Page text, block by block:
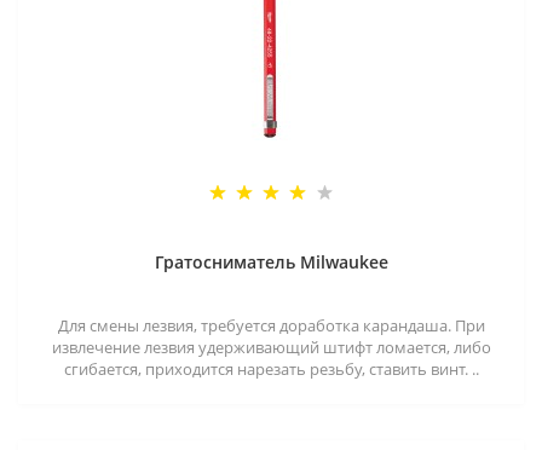
Гратосниматель Milwaukee
Для смены лезвия, требуется доработка карандаша. При
извлечение лезвия удерживающий штифт ломается, либо
сгибается, приходится нарезать резьбу, ставить винт. ..